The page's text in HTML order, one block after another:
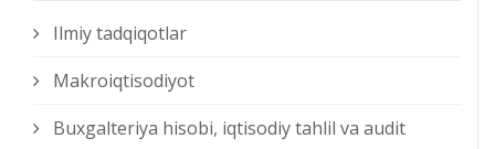
Ilmiy tadqiqotlar
Makroiqtisodiyot
Buxgalteriya hisobi, iqtisodiy tahlil va audit